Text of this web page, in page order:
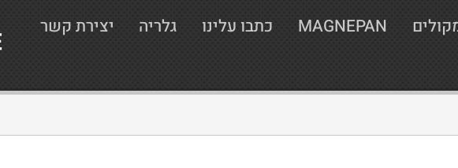
MAGNEPAN כתבו עלינו גלריה
יצירת קשר